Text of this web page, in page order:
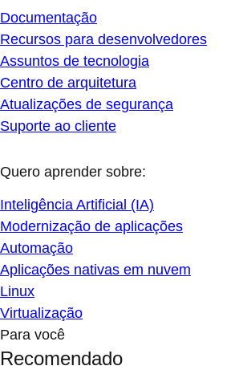
Documentação
Recursos para desenvolvedores
Assuntos de tecnologia
Centro de arquitetura
Atualizações de segurança
Suporte ao cliente
Quero aprender sobre:
Inteligência Artificial (IA)
Modernização de aplicações
Automação
Aplicações nativas em nuvem
Linux
Virtualização
Para você
Recomendado